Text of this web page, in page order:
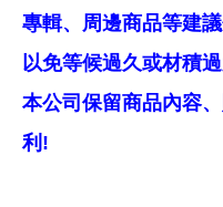
專輯、周邊商品等建
以免等候過久或材積
本公司保留商品內容
利!